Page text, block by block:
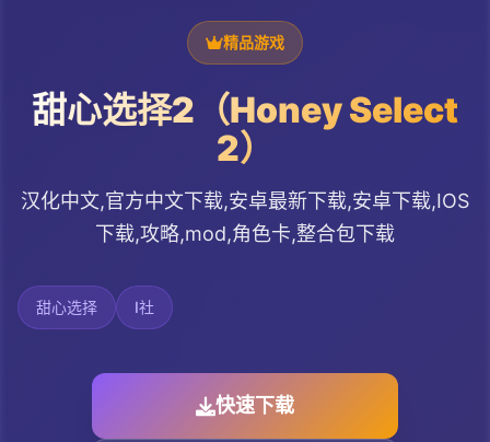
精品游戏
甜心选择2（Honey Select
2）
汉化中文,官方中文下载,安卓最新下载,安卓下载,IOS
下载,攻略,mod,角色卡,整合包下载
甜心选择 I社
快速下载